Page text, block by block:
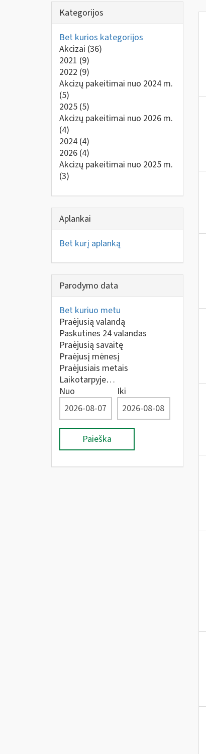
Kategorijos
Bet kurios kategorijos
Akcizai (36)
2021 (9)
2022 (9)
Akcizų pakeitimai nuo 2024 m.
(5)
2025 (5)
Akcizų pakeitimai nuo 2026 m.
(4)
2024 (4)
2026 (4)
Akcizų pakeitimai nuo 2025 m.
(3)
Aplankai
Bet kurį aplanką
Parodymo data
Bet kuriuo metu
Praėjusią valandą
Paskutines 24 valandas
Praėjusią savaitę
Praėjusį mėnesį
Praėjusiais metais
Laikotarpyje…
Nuo
Iki
Paieška